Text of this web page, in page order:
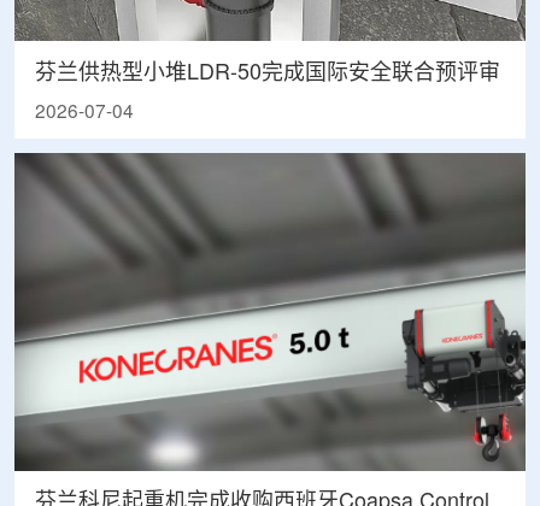
芬兰供热型小堆LDR-50完成国际安全联合预评审
2026-07-04